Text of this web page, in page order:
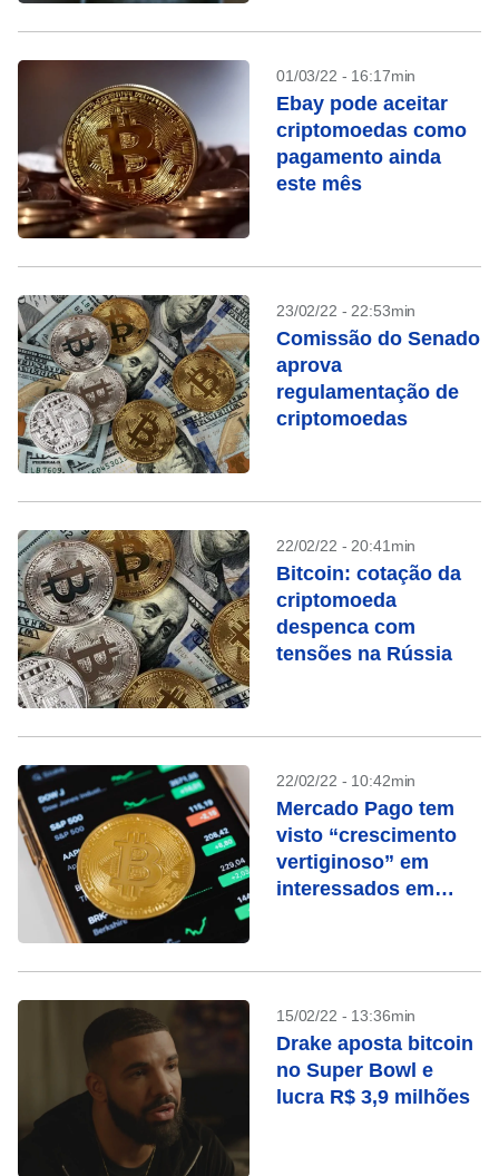
01/03/22 - 16:17min
Ebay pode aceitar
criptomoedas como
pagamento ainda
este mês
23/02/22 - 22:53min
Comissão do Senado
aprova
regulamentação de
criptomoedas
22/02/22 - 20:41min
Bitcoin: cotação da
criptomoeda
despenca com
tensões na Rússia
22/02/22 - 10:42min
Mercado Pago tem
visto “crescimento
vertiginoso” em
interessados em
15/02/22 - 13:36min
Drake aposta bitcoin
no Super Bowl e
lucra R$ 3,9 milhões